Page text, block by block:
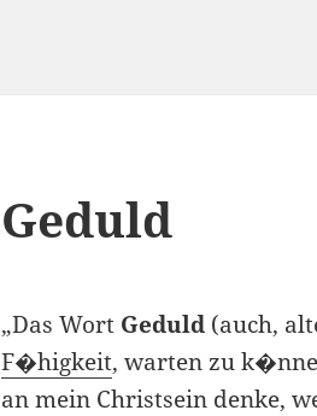
Geduld
„Das Wort Geduld (auch,
F�higkeit, warten zu
an mein Christsein denke,